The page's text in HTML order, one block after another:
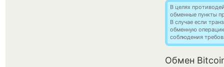
В целях
обменные пункты
В случае если
обменную
соблюдения
Обмен